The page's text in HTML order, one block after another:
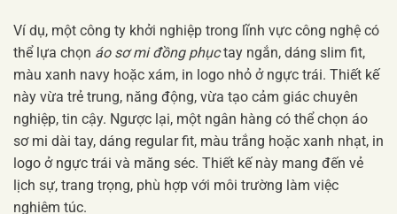
Ví dụ, một công ty khởi nghiệp trong lĩnh vực công nghệ có
thể lựa chọn áo sơ mi đồng phụctay ngắn, dáng slim fit,
màu xanh navy hoặc xám, in logo nhỏ ở ngực trái. Thiết kế
này vừa trẻ trung, năng động, vừa tạo cảm giác chuyên
nghiệp, tin cậy. Ngược lại, một ngân hàng có thể chọn áo
sơ mi dài tay, dáng regular fit, màu trắng hoặc xanh nhạt, in
logo ở ngực trái và măng séc. Thiết kế này mang đến vẻ
lịch sự, trang trọng, phù hợp với môi trường làm việc
nghiêm túc.